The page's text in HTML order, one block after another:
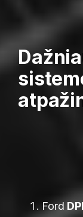
Ford